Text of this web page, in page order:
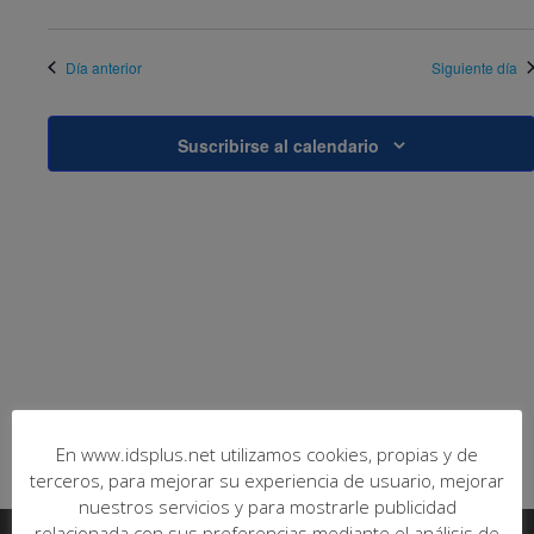
de
Día anterior Siguiente día
Suscribirse al calendario
En www.idsplus.net utilizamos cookies, propias y de
terceros, para mejorar su experiencia de usuario, mejorar
nuestros servicios y para mostrarle publicidad